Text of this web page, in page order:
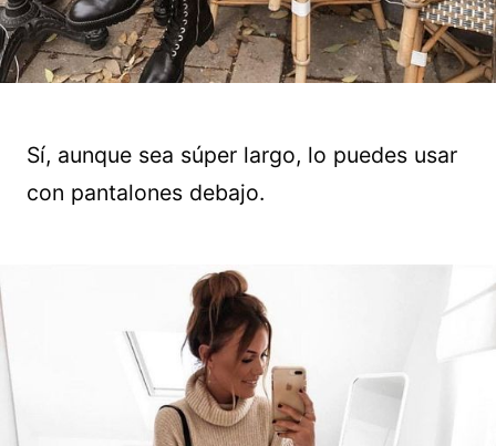
Sí, aunque sea súper largo, lo puedes usar
con pantalones debajo.